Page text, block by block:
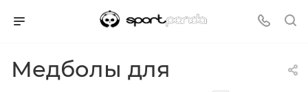
Медболы для